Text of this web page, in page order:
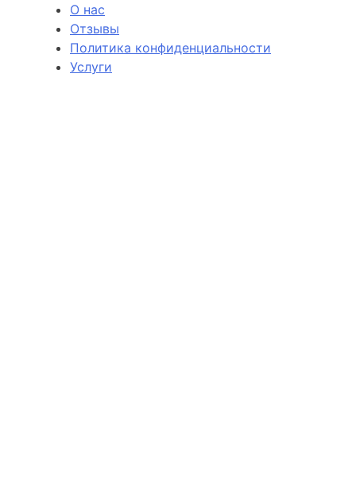
О нас
Отзывы
Политика конфиденциальности
Услуги